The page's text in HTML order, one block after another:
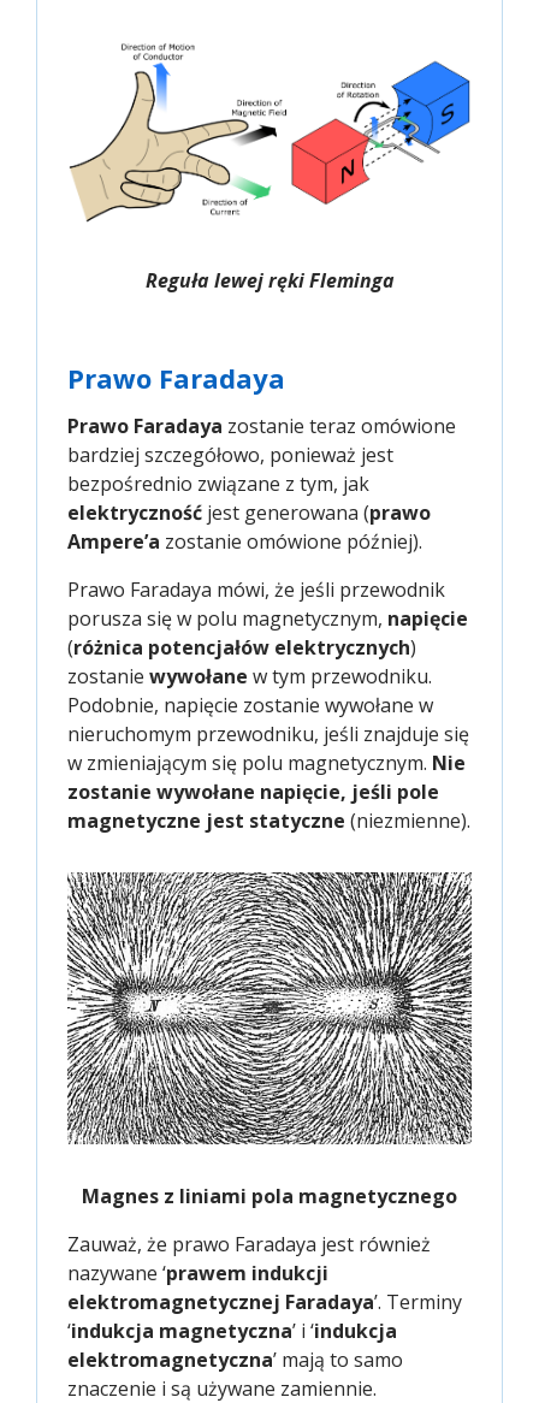
Reguła lewej ręki Fleminga
Prawo Faradaya
Prawo Faradaya zostanie teraz omówione
bardziej szczegółowo, ponieważ jest
bezpośrednio związane z tym, jak
elektryczność jest generowana (prawo
Ampere’a zostanie omówione później).
Prawo Faradaya mówi, że jeśli przewodnik
porusza się w polu magnetycznym, napięcie
(różnica potencjałów elektrycznych)
zostanie wywołane w tym przewodniku.
Podobnie, napięcie zostanie wywołane w
nieruchomym przewodniku, jeśli znajduje się
w zmieniającym się polu magnetycznym. Nie
zostanie wywołane napięcie, jeśli pole
magnetyczne jest statyczne (niezmienne).
Magnes z liniami pola magnetycznego
Zauważ, że prawo Faradaya jest również
nazywane ‘prawem indukcji
elektromagnetycznej Faradaya’. Terminy
‘indukcja magnetyczna’ i ‘indukcja
elektromagnetyczna’ mają to samo
znaczenie i są używane zamiennie.